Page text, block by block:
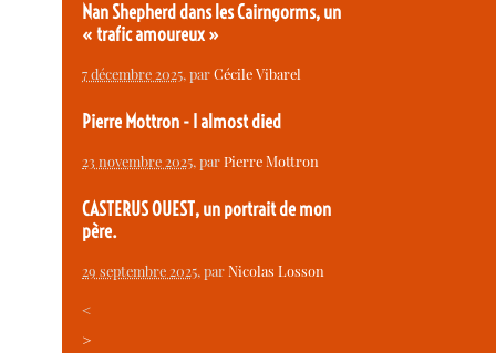
Nan Shepherd dans les Cairngorms, un
« trafic amoureux »
7 décembre 2025, parCécile Vibarel
Pierre Mottron - I almost died
23 novembre 2025, parPierre Mottron
CASTERUS OUEST, un portrait de mon
père.
29 septembre 2025, parNicolas Losson
<
>